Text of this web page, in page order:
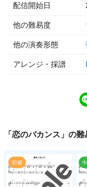
配信開始日
他の難易度
他の演奏形態
アレンジ・採譜
「 恋のバカンス 」の難